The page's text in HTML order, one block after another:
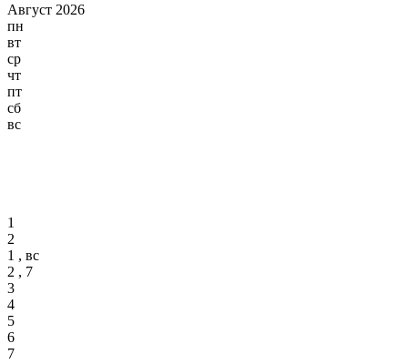
Август 2026
пн
вт
ср
чт
пт
сб
вс
1
2
1 , вс
2 , 7
3
4
5
6
7